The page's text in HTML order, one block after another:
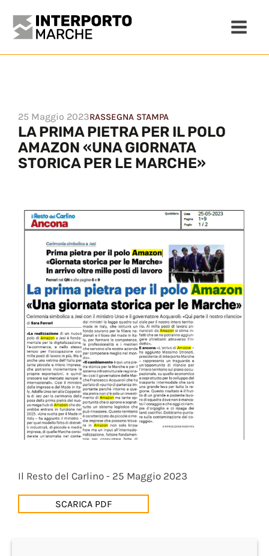
25 Maggio 2023RASSEGNA STAMPA
LA PRIMA PIETRA PER IL POLO
AMAZON «UNA GIORNATA
STORICA PER LE MARCHE»
Il Resto del Carlino - 25 Maggio 2023
SCARICA PDF